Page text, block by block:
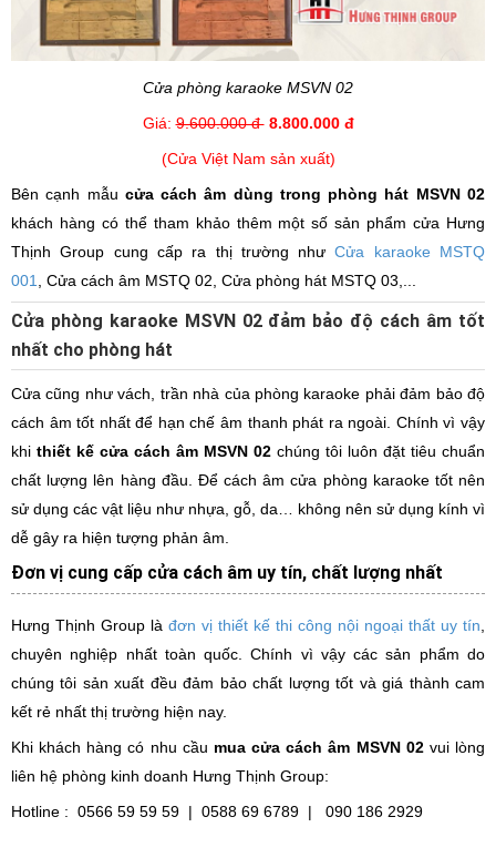
Cửa phòng karaoke MSVN 02
Giá:9.600.000 đ 8.800.000 đ
(Cửa Việt Nam sản xuất)
Bên cạnh mẫu cửa cách âm dùng trong phòng hát MSVN 02
khách hàng có thể tham khảo thêm một số sản phẩm cửa Hưng
Thịnh Group cung cấp ra thị trường nhưCửa karaoke MSTQ
001
, Cửa cách âm MSTQ 02, Cửa phòng hát MSTQ 03,...
Cửa phòng karaoke MSVN 02 đảm bảo độ cách âm tốt
nhất cho phòng hát
Cửa cũng như vách, trần nhà của phòng karaoke phải đảm bảo độ
cách âm tốt nhất để hạn chế âm thanh phát ra ngoài. Chính vì vậy
khi thiết kế cửa cách âm MSVN 02 chúng tôi luôn đặt tiêu chuẩn
chất lượng lên hàng đầu. Để cách âm cửa phòng karaoke tốt nên
sử dụng các vật liệu như nhựa, gỗ, da… không nên sử dụng kính vì
dễ gây ra hiện tượng phản âm.
Đơn vị cung cấp cửa cách âm uy tín, chất lượng nhất
Hưng Thịnh Group là đơn vị thiết kế thi công nội ngoại thất uy tín
chuyên nghiệp nhất toàn quốc. Chính vì vậy các sản phẩm do
chúng tôi sản xuất đều đảm bảo chất lượng tốt và giá thành cam
kết rẻ nhất thị trường hiện nay.
Khi khách hàng có nhu cầu mua cửa cách âm MSVN 02vui lòng
liên hệ phòng kinh doanh Hưng Thịnh Group:
Hotline : 0566 59 59 59 | 0588 69 6789 | 090 186 2929